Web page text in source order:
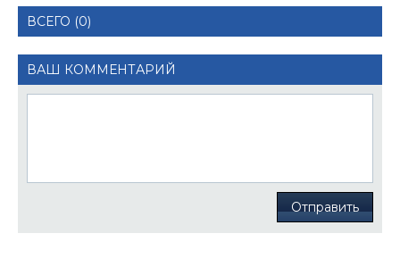
ВСЕГО (0)
ВАШ КОММЕНТАРИЙ
Отправить